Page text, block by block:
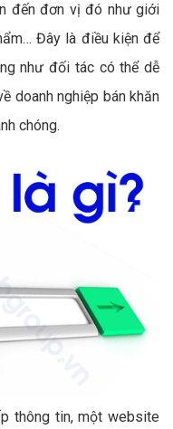
đến đơn vị đó như giới
Đây là điều kiện để
như đối tác có thể dễ
doanh nghiệp bán khăn
chóng.
thông tin, một website